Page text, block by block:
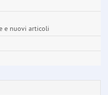
e nuovi articoli